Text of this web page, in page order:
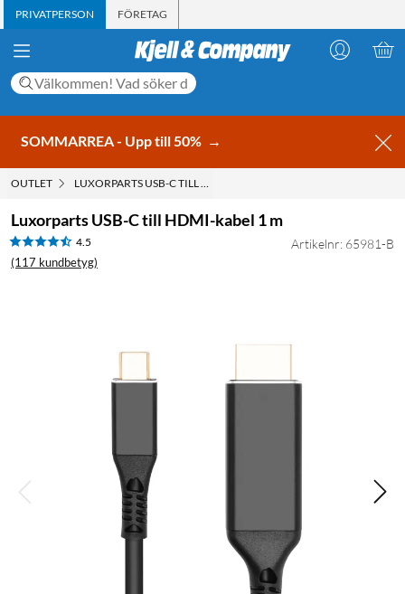
PRIVATPERSON FÖRETAG
SOMMARREA - Upp till 50% →
OUTLET LUXORPARTS USB-C TILL HDMI-KABEL 1 M
Luxorparts USB-C till HDMI-kabel 1 m
4.5
(117 kundbetyg)
Artikelnr: 65981-B